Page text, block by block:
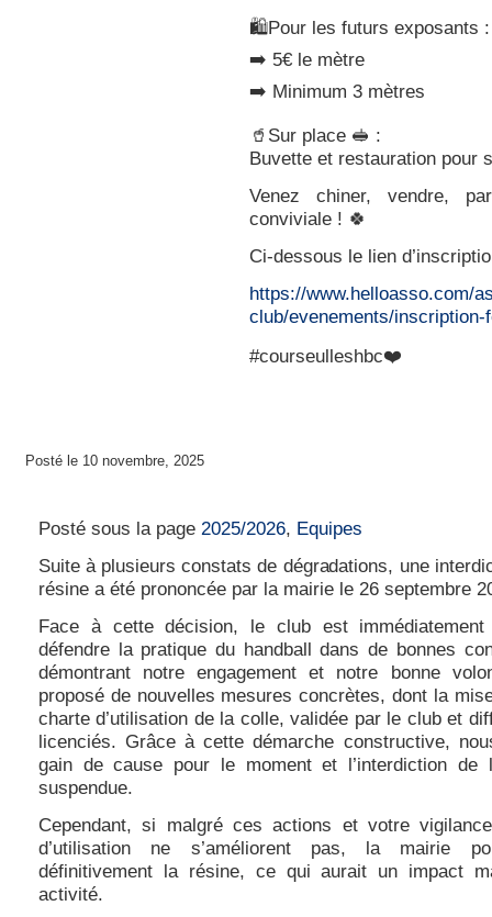
🛍️Pour les futurs exposants :
➡️ 5€ le mètre
➡️ Minimum 3 mètres
🥤Sur place 🥪 :
Buvette et restauration pour
Venez chiner, vendre,
conviviale ! 🍀
Ci-dessous le lien
https://www.helloasso.com/
club/evenements/
#courseulleshbc❤️
Posté le 10 novembre, 2025
Posté sous la page 2025/2026, Equipes
Suite à plusieurs constats de dégradations, une
résine a été prononcée par la mairie le 26 septembre
Face à cette décision, le club est immédiatement
défendre la pratique du handball dans de bonnes
démontrant notre engagement et notre bonne
proposé de nouvelles mesures concrètes, dont la
charte d’utilisation de la colle, validée par le club et
licenciés. Grâce à cette démarche constructive,
gain de cause pour le moment et l’interdiction
suspendue.
Cependant, si malgré ces actions et votre
d’utilisation ne s’améliorent pas, la mairie
définitivement la résine, ce qui aurait un impact
activité.